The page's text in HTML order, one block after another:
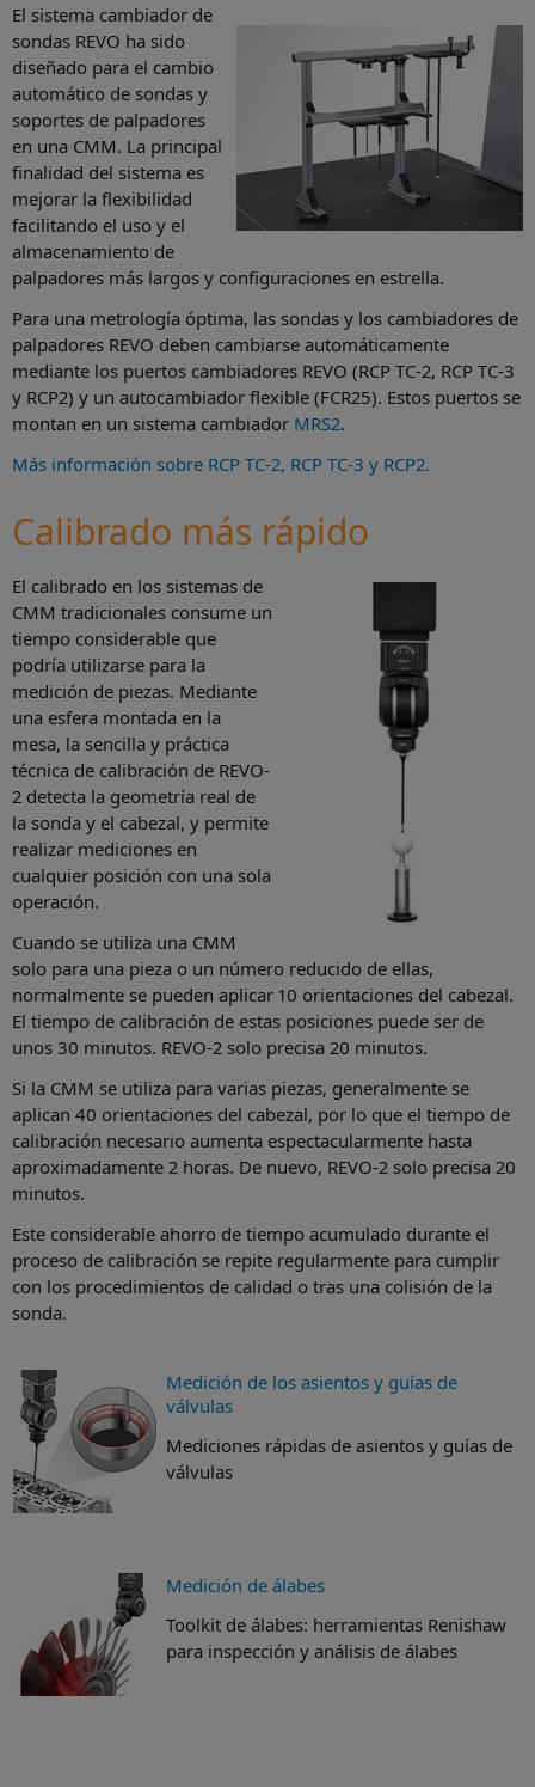
El sistema cambiador de
sondas REVO ha sido
diseñado para el cambio
automático de sondas y
soportes de palpadores
en una CMM. La principal
finalidad del sistema es
mejorar la flexibilidad
facilitando el uso y el
almacenamiento de
palpadores más largos y configuraciones en estrella.
Para una metrología óptima, las sondas y los cambiadores de
palpadores REVO deben cambiarse automáticamente
mediante los puertos cambiadores REVO (RCP TC-2, RCP TC-3
y RCP2) y un autocambiador flexible (FCR25). Estos puertos se
montan en un sistema cambiador MRS2.
Más información sobre RCP TC-2, RCP TC-3 y RCP2.
Calibrado más rápido
El calibrado en los sistemas de
CMM tradicionales consume un
tiempo considerable que
podría utilizarse para la
medición de piezas. Mediante
una esfera montada en la
mesa, la sencilla y práctica
técnica de calibración de REVO-
2 detecta la geometría real de
la sonda y el cabezal, y permite
realizar mediciones en
cualquier posición con una sola
operación.
Cuando se utiliza una CMM
solo para una pieza o un número reducido de ellas,
normalmente se pueden aplicar 10 orientaciones del cabezal.
El tiempo de calibración de estas posiciones puede ser de
unos 30 minutos. REVO-2 solo precisa 20 minutos.
Si la CMM se utiliza para varias piezas, generalmente se
aplican 40 orientaciones del cabezal, por lo que el tiempo de
calibración necesario aumenta espectacularmente hasta
aproximadamente 2 horas. De nuevo, REVO-2 solo precisa 20
minutos.
Este considerable ahorro de tiempo acumulado durante el
proceso de calibración se repite regularmente para cumplir
con los procedimientos de calidad o tras una colisión de la
sonda.
Medición de los asientos y guías de
válvulas
Mediciones rápidas de asientos y guías de
válvulas
Medición de álabes
Toolkit de álabes: herramientas Renishaw
para inspección y análisis de álabes